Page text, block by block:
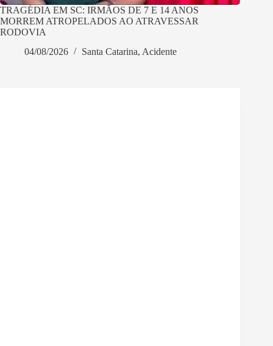
TRAGÉDIA EM SC: IRMÃOS DE 7 E 14 ANOS
MORREM ATROPELADOS AO ATRAVESSAR
RODOVIA
04/08/2026
Santa Catarina, Acidente